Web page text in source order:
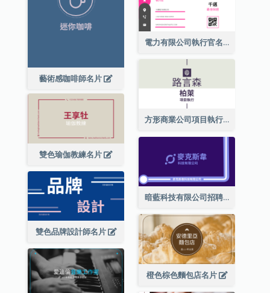
藝術感咖啡師名片
電力有限公司執行官名片
方形商業公司項目執行總監名片
雙色瑜伽教練名片
暗藍科技有限公司招聘經理名片
雙色品牌設計師名片
橙色棕色麵包店名片